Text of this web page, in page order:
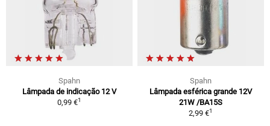
Spahn
Lâmpada de indicação 12 V
0,99 €1
Spahn
Lâmpada esférica grande 12V
21W /BA15S
2,99 €1